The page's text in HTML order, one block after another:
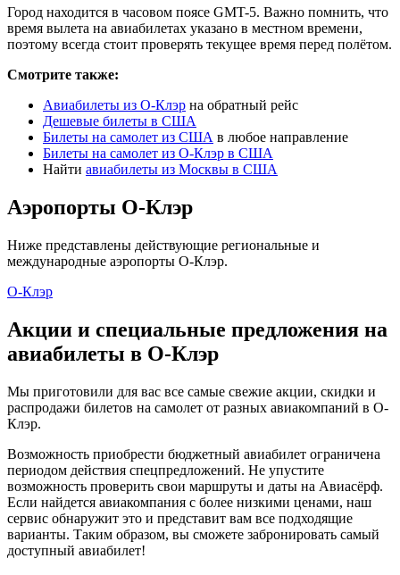
Город находится в часовом поясе GMT-5. Важно помнить, что
время вылета на авиабилетах указано в местном времени,
поэтому всегда стоит проверять текущее время перед полётом.
Смотрите также:
Авиабилеты из О-Клэр на обратный рейс
Дешевые билеты в США
Билеты на самолет из США в любое направление
Билеты на самолет из О-Клэр в США
Найти авиабилеты из Москвы в США
Аэропорты О-Клэр
Ниже представлены действующие региональные и
международные аэропорты О-Клэр.
О-Клэр
Акции и специальные предложения на
авиабилеты в О-Клэр
Мы приготовили для вас все самые свежие акции, скидки и
распродажи билетов на самолет от разных авиакомпаний в О-
Клэр.
Возможность приобрести бюджетный авиабилет ограничена
периодом действия спецпредложений. Не упустите
возможность проверить свои маршруты и даты на Авиасёрф.
Если найдется авиакомпания с более низкими ценами, наш
сервис обнаружит это и представит вам все подходящие
варианты. Таким образом, вы сможете забронировать самый
доступный авиабилет!